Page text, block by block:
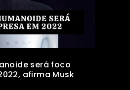
será foco
afirma Musk